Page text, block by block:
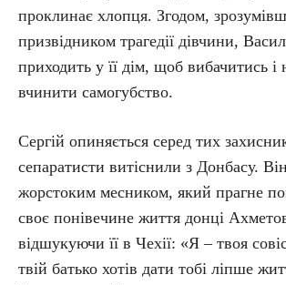
проклинає хлопця. Згодом,
призвідником трагедії дівчини,
приходить у її дім, щоб вибачитись і
вчинити самогубство.
Сергій опиняється серед тих
сепаратисти витіснили з Донбасу.
жорстоким месником, який прагне
своє понівечине життя донці
відшукуючи її в Чехії: «Я – твоя
твій батько хотів дати тобі ліпше